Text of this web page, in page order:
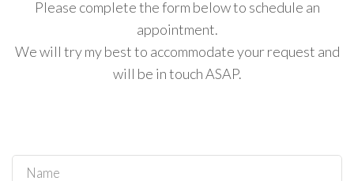
Please complete the form below to schedule an
appointment.
We will try my best to accommodate your request and
will be in touch ASAP.